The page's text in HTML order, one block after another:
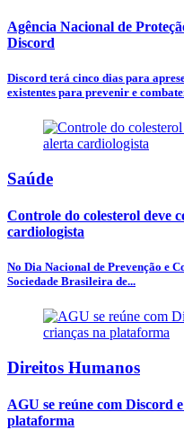
Agência Nacional de
Discord
Discord terá cinco dias para
existentes para prevenir e
Saúde
Controle do colesterol deve
cardiologista
No Dia Nacional de Prevenção e
Sociedade Brasileira de...
Direitos Humanos
AGU se reúne com Discord
plataforma